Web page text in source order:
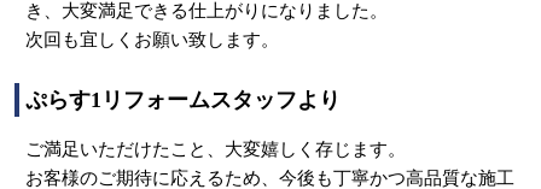
き、大変満足できる仕上がりになりました。
次回も宜しくお願い致します。
ぷらす1リフォームスタッフより
ご満足いただけたこと、大変嬉しく存じます。
お客様のご期待に応えるため、今後も丁寧かつ高品質な施工